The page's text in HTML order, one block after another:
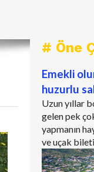
# Öne
Emekli
huzurlu
Uzun yıllar
gelen pek
yapmanın
ve uçak